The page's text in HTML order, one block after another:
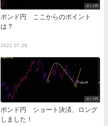
ポンド円
ポンド円 ここからのポイント
は？
2022.07.29
ポンド円
ポンド円 ショート決済、ロング
しました！